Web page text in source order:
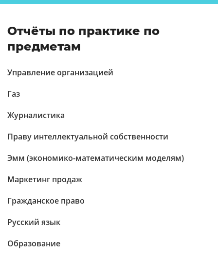
Отчёты по практике по
предметам
Управление организацией
Газ
Журналистика
Праву интеллектуальной собственности
Эмм (экономико-математическим моделям)
Маркетинг продаж
Гражданское право
Русский язык
Образование